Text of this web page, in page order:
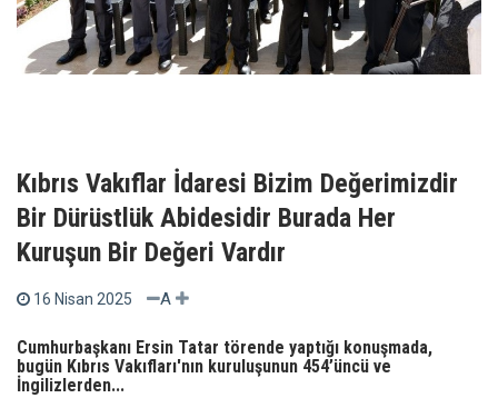
Kıbrıs Vakıflar İdaresi Bizim Değerimizdir
Bir Dürüstlük Abidesidir Burada Her
Kuruşun Bir Değeri Vardır
16 Nisan 2025 A
Cumhurbaşkanı Ersin Tatar törende yaptığı konuşmada,
bugün Kıbrıs Vakıfları'nın kuruluşunun 454’üncü ve
İngilizlerden...